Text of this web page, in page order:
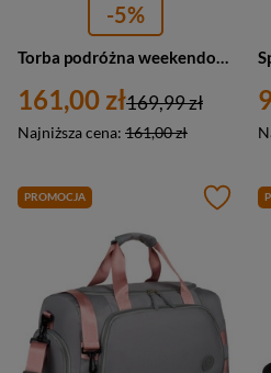
-5%
Torba podróżna weekendowa sportowa w szaro-różowym kolorze z komorą na obuwie Peterson
161,00 zł
Najniższa cena: 161,00 zł
169,99 zł
PROMOCJA